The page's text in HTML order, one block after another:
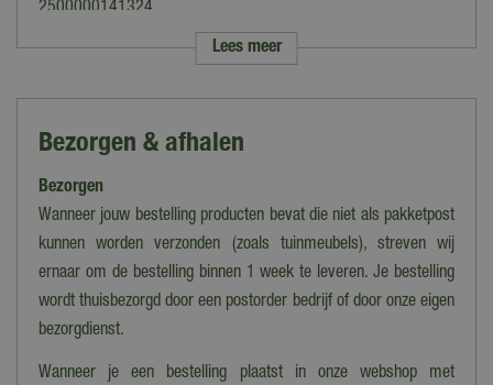
2500000141324
Merk
Kist
Kleur
Wit
Verlichting
Lees meer
Bezorgen & afhalen
Bezorgen
Wanneer jouw bestelling producten bevat die niet als pakketpost
kunnen worden verzonden (zoals tuinmeubels), streven wij
ernaar om de bestelling binnen 1 week te leveren. Je bestelling
wordt thuisbezorgd door een postorder bedrijf of door onze eigen
bezorgdienst.
Wanneer je een bestelling plaatst in onze webshop met